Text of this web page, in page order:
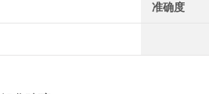
准确度